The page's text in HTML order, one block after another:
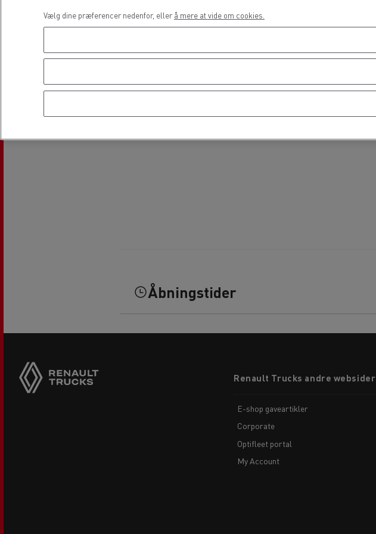
Åbningstider
menuRenault Trucks andre websider
E-shop gaveartikler
Corporate
Optifleet portal
My Account
Vælg dine præferencer nedenfor, eller å mere at vide om cookies.